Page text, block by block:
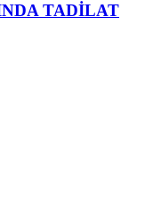
TADİLAT